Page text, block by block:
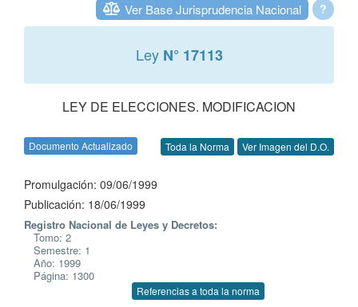
?
Ver Base Jurisprudencia Nacional
Ley N° 17113
LEY DE ELECCIONES. MODIFICACION
Documento Actualizado Toda la Norma Ver Imagen del D.O.
Promulgación: 09/06/1999
Publicación: 18/06/1999
Registro Nacional de Leyes y Decretos:
Tomo: 2
Semestre: 1
Año: 1999
Página: 1300
Referencias a toda la norma